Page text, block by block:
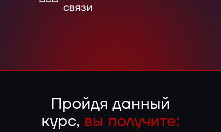
связи
Пройдя данный
курс, вы получите: